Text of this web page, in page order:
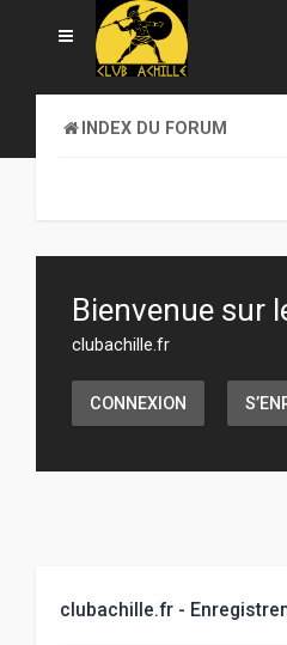
INDEX DU FORUM
Bienvenue sur
clubachille.fr
CONNEXION
clubachille.fr -